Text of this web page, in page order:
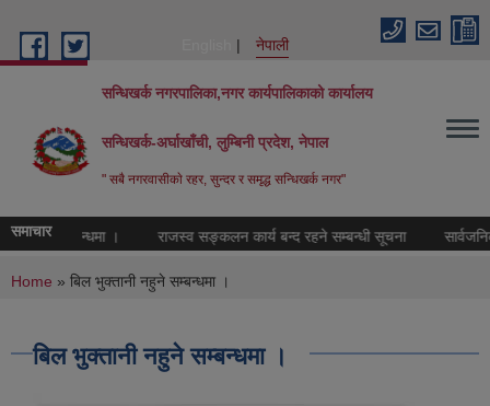
नेपाली
सन्धिखर्क नगरपालिका,नगर कार्यपालिकाको कार्यालय
सन्धिखर्क-अर्घाखाँची, लुम्बिनी प्रदेश, नेपाल
" सबै नगरवासीकाे रहर, सुन्दर र समृद्ध सन्धिखर्क नगर"
समाचारसम्बन्धमा । राजस्व सङ्कलन कार्य बन्द रहने सम्बन्धी सूचना
You are here
Home » बिल भुक्तानी नहुने सम्बन्धमा ।
बिल भुक्तानी नहुने सम्बन्धमा ।